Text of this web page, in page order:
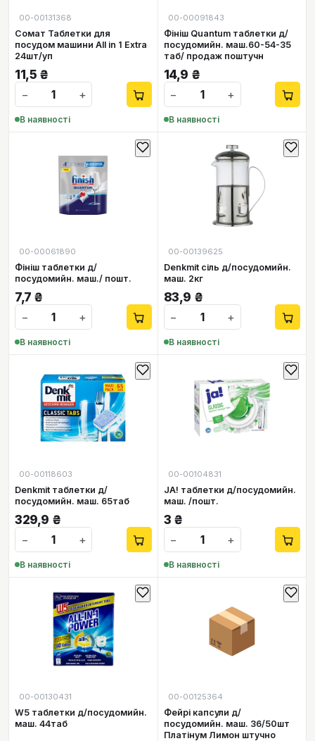
00-00131368
Сомат Таблетки для
посудом машини All in 1 Extra
24шт/уп
11,5 ₴
−
+
В наявності
00-00091843
Фініш Quantum таблетки д/
посудомийн. маш.60-54-35
таб/ продаж поштучн
14,9 ₴
−
+
В наявності
00-00061890
Фініш таблетки д/
посудомийн. маш./ пошт.
7,7 ₴
−
+
В наявності
00-00139625
Denkmit сіль д/посудомийн.
маш. 2кг
83,9 ₴
−
+
В наявності
00-00118603
Denkmit таблетки д/
посудомийн. маш. 65таб
329,9 ₴
−
+
В наявності
00-00104831
JA! таблетки д/посудомийн.
маш. /пошт.
3 ₴
−
+
В наявності
00-00130431
W5 таблетки д/посудомийн.
маш. 44таб
📦
00-00125364
Фейрі капсули д/
посудомийн. маш. 36/50шт
Платінум Лимон штучно